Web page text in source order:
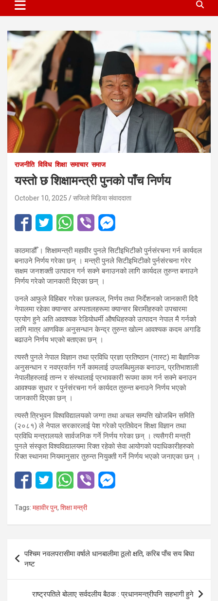
राजनीति विविध शिक्षा समाचार समाज
यस्तो छ शिक्षामन्त्री पुनको पाँच निर्णय
October 10, 2025 सजिलो मिडिया संवाददाता
काठमाडौँ । शिक्षामन्त्री महावीर पुनले सिटीइभिटीको पुर्नसंरचना गर्न कार्यदल
बनाउने निर्णय गरेका छन् । मन्त्री पुनले सिटीइभिटीको पुर्नसंरचना गरेर
सक्षम जनशक्ती उत्पादन गर्न सक्ने बनाउनको लागि कार्यदल तुरुन्त बनाउने
निर्णय गरेको जानकारी दिएका छन् ।
उनले आफुले विहिबार गरेका छलफल, निर्णय तथा निर्देशनको जानकारी दिदै
नेपालमा रहेका क्यान्सर अस्पतालहरूमा क्यान्सर बिरामीहरुको उपचारमा
प्रयोग हुने अति आवश्यक रेडियोधर्मी औषधिहरुको उत्पादन नेपाल मै गर्नको
लागि मात्र आणविक अनुसन्धान केन्द्र तुरुन्त खोल्न आवश्यक कदम अगाडि
बढाउने निर्णय भएको बताएका छन् ।
त्यस्तै पुनले नेपाल विज्ञान तथा प्रविधि प्रज्ञा प्रतिष्ठान (नास्ट) मा बैज्ञानिक
अनुसन्धान र नवप्रवर्तन गर्ने कामलाई उपलब्धिमुलक बनाउन, प्रतिभाशाली
नेपालीहरुलाई तान्न र संस्थालाई प्रभावकारी रूपमा काम गर्न सक्ने बनाउन
आवश्यक सुधार र पुर्नसंरचना गर्न कार्यदत तुरुन्त बनाउने निर्णय भएको
जानकारी दिएका छन् ।
त्यस्तै त्रिभुवन विश्वविद्यालयको जग्गा तथा अचल सम्पत्ति खोजबिन समिति
(२०८१) ले नेपाल सरकारलाई पेश गरेको प्रतिवेदन शिक्षा विज्ञान तथा
प्रविधि मन्त्रालयले सार्वजनिक गर्ने निर्णय गरेका छन् । त्यसैगरी मन्त्री
पुनले संस्कृत विश्वविद्यालयमा रिक्त रहेको सेवा आयोगको पदाधिकारीहरुको
रिक्त स्थानमा नियमानुसार तुरुन्त नियुक्ती गर्ने निर्णय भएको जनाएका छन् ।
Tags: महावीर पुन, शिक्षा मन्त्री
Post
navigation
पश्चिम नवलपरासीमा वर्षाले धानबालीमा ठूलो क्षति, करिब पाँच सय बिघा
नष्ट
राष्ट्रपतिले बोलाए सर्वदलीय बैठक : प्रधानमन्त्रीपनि सहभागी हुने